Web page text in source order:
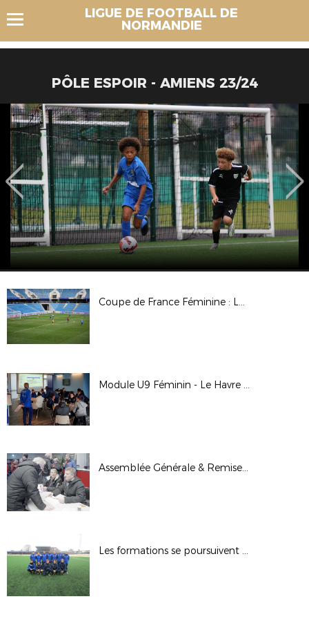
LIGUE DE FOOTBALL DE
NORMANDIE
PÔLE ESPOIR - AMIENS 23/24
Coupe de France Féminine : Le Havre AC 4-0 Strasbourg Pierrots Vauban
Module U9 Féminin - Le Havre AC
Assemblée Générale & Remise des Trophées
Les formations se poursuivent en cette fin d'année